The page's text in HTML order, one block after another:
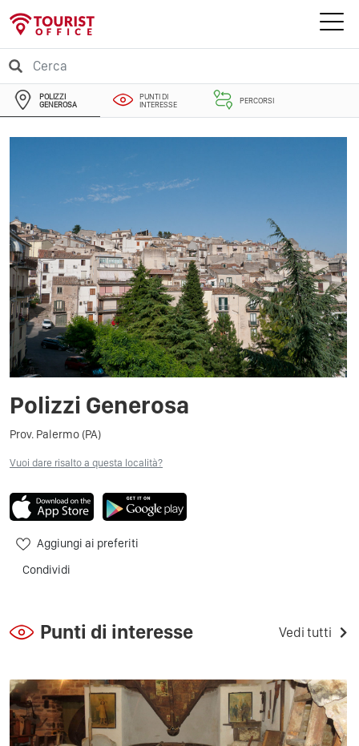
POLIZZI
GENEROSA
PUNTI DI
INTERESSE
PERCORSI
Polizzi Generosa
Prov. Palermo (PA)
Vuoi dare risalto a questa località?
Aggiungi ai preferiti
Condividi
Punti di interesse Vedi tutti